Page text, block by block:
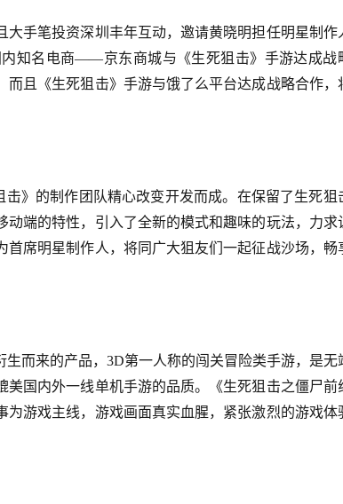
手笔投资深圳丰年互动，邀请黄晓明担任明星制作
知名电商——京东商城与《生死狙击》手游达成战
且《生死狙击》手游与饿了么平台达成战略合作，
击》的制作团队精心改变开发而成。在保留了生死狙
端的特性，引入了全新的模式和趣味的玩法，力求
席明星制作人，将同广大狙友们一起征战沙场，畅
而来的产品，3D第一人称的闯关冒险类手游，是无
国内外一线单机手游的品质。《生死狙击之僵尸前
游戏主线，游戏画面真实血腥，紧张激烈的游戏体